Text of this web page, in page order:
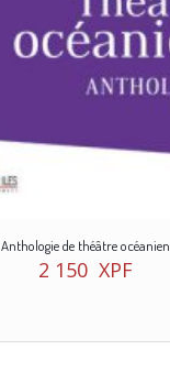
Anthologie de théâtre océanien
2 150 XPF